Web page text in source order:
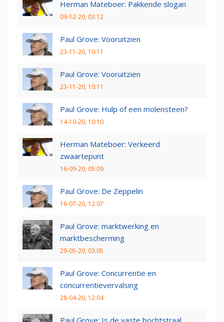
Herman Mateboer: Pakkende slogan
09-12-20, 03:12
Paul Grove: Vooruitzien
23-11-20, 10:11
Paul Grove: Vooruitzien
23-11-20, 10:11
Paul Grove: Hulp of een molensteen?
14-10-20, 10:10
Herman Mateboer: Verkeerd
zwaartepunt
16-09-20, 05:09
Paul Grove: De Zeppelin
16-07-20, 12:07
Paul Grove: marktwerking en
marktbescherming
29-05-20, 03:05
Paul Grove: Concurrentie en
concurrentievervalsing
28-04-20, 12:04
Paul Grove: Is de vaste bochtstraal